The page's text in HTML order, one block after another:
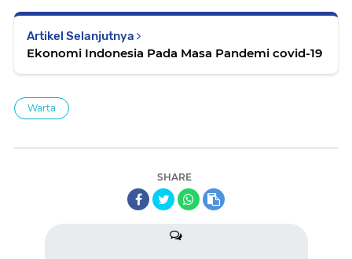
Artikel Selanjutnya
Ekonomi Indonesia Pada Masa Pandemi covid-19
Warta
SHARE